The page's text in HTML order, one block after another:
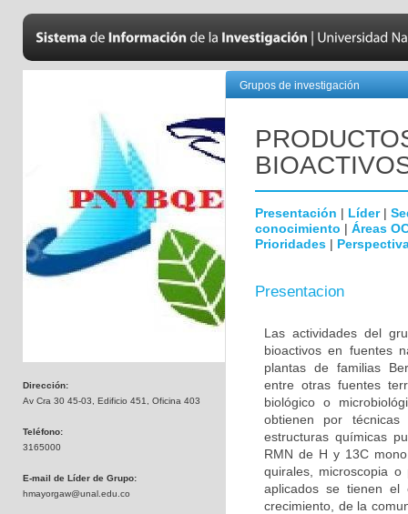
Dirección:
Av Cra 30 45-03, Edificio 451, Oficina 403
Teléfono:
3165000
E-mail de Líder de Grupo:
hmayorgaw@unal.edu.co
Grupos de investigación
Presentación | Líder|
conocimiento | Áreas
Prioridades |
Presentacion
Las actividades del
bioactivos en fuentes
plantas de familias
entre otras fuentes
biológico o
obtienen por
estructuras químicas
RMN de H y 13C
quirales, microscopia
aplicados se tienen el
crecimiento, de la